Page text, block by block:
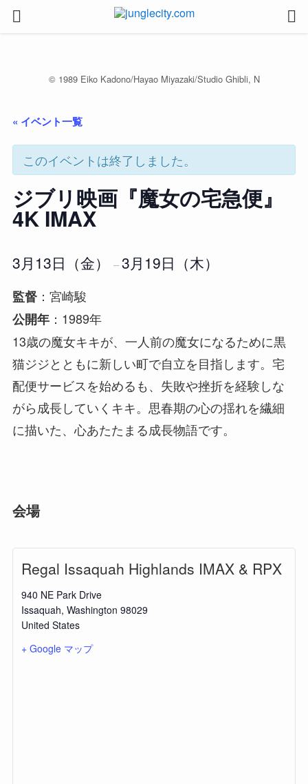
© 1989 Eiko Kadono/Hayao Miyazaki/Studio Ghibli, N
« イベント一覧
このイベントは終了しました。
ジブリ映画『魔女の宅急便』
4K IMAX
3月13日（金） –3月19日（木）
監督：宮崎駿
公開年：1989年
13歳の魔女キキが、一人前の魔女になるために黒
猫ジジとともに新しい町で自立を目指します。宅
配便サービスを始めるも、失敗や挫折を経験しな
がら成長していくキキ。思春期の心の揺れを繊細
に描いた、心あたたまる成長物語です。
会場
Regal Issaquah Highlands IMAX & RPX
940 NE Park Drive
Issaquah, Washington 98029
United States
+ Google マップ